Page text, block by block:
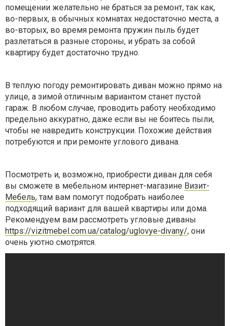
помещении желательно не браться за ремонт, так как,
во-первых, в обычных комнатах недостаточно места, а
во-вторых, во время ремонта пружин пыль будет
разлетаться в разные стороны, и убрать за собой
квартиру будет достаточно трудно.
В теплую погоду ремонтировать диван можно прямо на
улице, а зимой отличным вариантом станет пустой
гараж. В любом случае, проводить работу необходимо
предельно аккуратно, даже если вы не боитесь пыли,
чтобы не навредить конструкции. Похожие действия
потребуются и при ремонте углового дивана.
Посмотреть и, возможно, приобрести диван для себя
вы сможете в мебельном интернет-магазине Визит-
Мебель, там вам помогут подобрать наиболее
подходящий вариант для вашей квартиры или дома.
Рекомендуем вам рассмотреть угловые диваны
https://vizitmebel.com.ua/catalog/uglovye-divany/, они
очень уютно смотрятся.